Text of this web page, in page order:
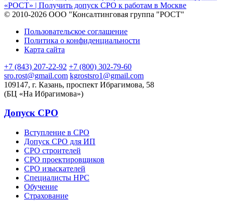
© 2010-2026 ООО "Консалтинговая группа "РОСТ"
Пользовательское соглашение
Политика о конфиденциальности
Карта сайта
+7 (843) 207-22-92 +7 (800) 302-79-60
sro.rost@gmail.com kgrostsro1@gmail.com
109147, г. Казань, проспект Ибрагимова, 58
(БЦ «На Ибрагимова»)
Допуск СРО
Вступление в СРО
Допуск СРО для ИП
СРО строителей
СРО проектировщиков
СРО изыскателей
Специалисты НРС
Обучение
Страхование